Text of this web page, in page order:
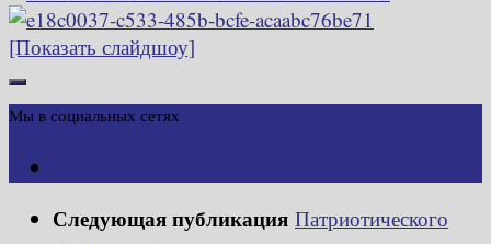
[Показать слайдшоу]
Мы в социальных сетях
Следующая публикация Патриотического